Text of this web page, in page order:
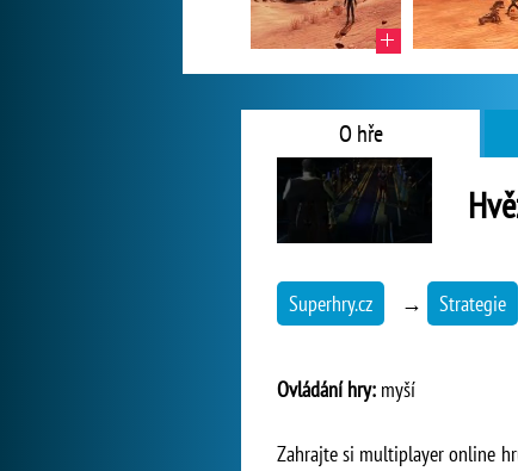
O hře
Superhry.cz → Strategie
Ovládání hry: myší
Zahrajte si multiplayer online